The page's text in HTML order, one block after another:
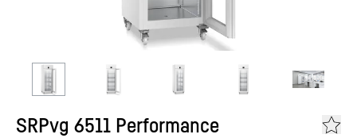
SRPvg 6511 Performance